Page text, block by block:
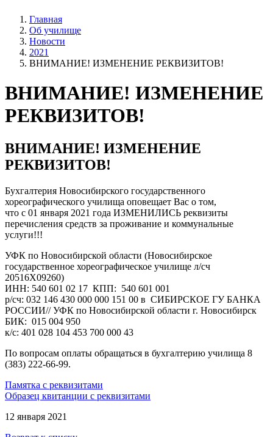
Главная
Об училище
Новости
2021
ВНИМАНИЕ! ИЗМЕНЕНИЕ РЕКВИЗИТОВ!
ВНИМАНИЕ! ИЗМЕНЕНИЕ
РЕКВИЗИТОВ!
ВНИМАНИЕ! ИЗМЕНЕНИЕ
РЕКВИЗИТОВ!
Бухгалтерия Новосибирского государственного
хореографического училища оповещает Вас о том,
что с 01 января 2021 года ИЗМЕНИЛИСЬ реквизиты
перечисления средств за проживание и коммунальные
услуги!!!
УФК по Новосибирской области (Новосибирское
государственное хореографическое училище л/сч
20516Х09260)
ИНН: 540 601 02 17 КПП: 540 601 001
р/сч: 032 146 430 000 000 151 00 в СИБИРСКОЕ ГУ БАНКА
РОССИИ// УФК по Новосибирской области г. Новосибирск
БИК: 015 004 950
к/с: 401 028 104 453 700 000 43
По вопросам оплаты обращаться в бухгалтерию училища 8
(383) 222-66-99.
Памятка с реквизитами
Образец квитанции с реквизитами
12 января 2021